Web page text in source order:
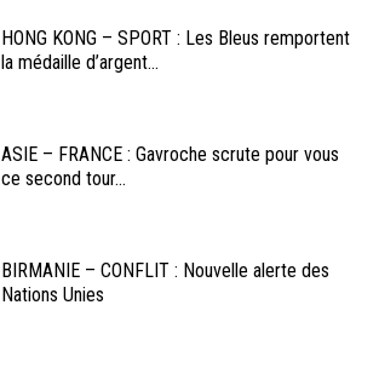
HONG KONG – SPORT : Les Bleus remportent
la médaille d’argent...
ASIE – FRANCE : Gavroche scrute pour vous
ce second tour...
BIRMANIE – CONFLIT : Nouvelle alerte des
Nations Unies